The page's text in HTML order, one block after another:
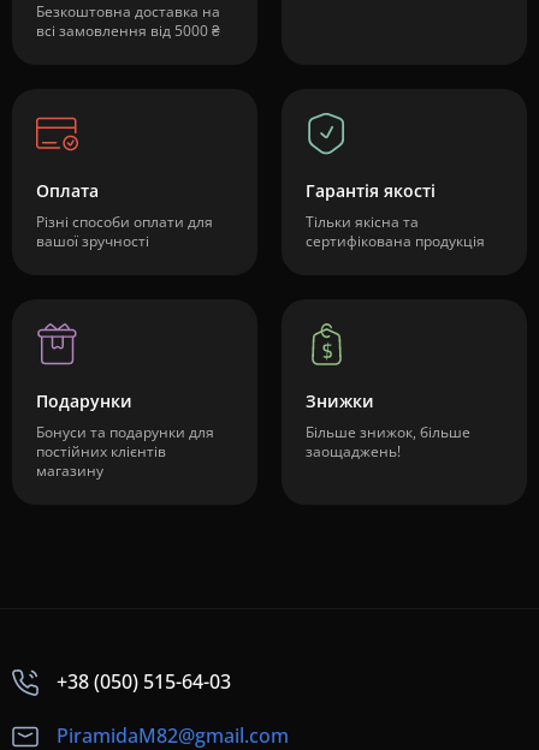
Безкоштовна доставка на
всі замовлення від 5000 ₴
Оплата
Різні способи оплати для
вашої зручності
Гарантія якості
Тільки якісна та
сертифікована продукція
Подарунки
Бонуси та подарунки для
постійних клієнтів
магазину
Знижки
Більше знижок, більше
заощаджень!
+38 (050) 515-64-03
PiramidaM82@gmail.com